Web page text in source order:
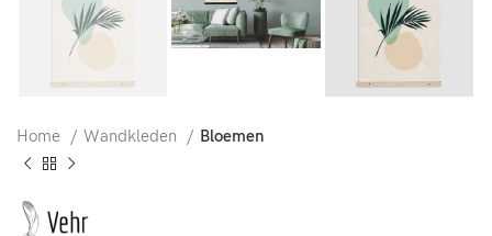
Home Wandkleden Bloemen